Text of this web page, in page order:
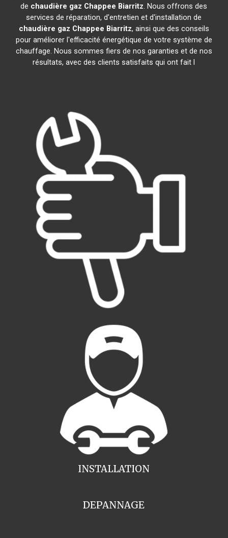
de chaudière gaz Chappee Biarritz. Nous offrons des
services de réparation, d'entretien et d'installation de
chaudière gaz Chappee Biarritz, ainsi que des conseils
pour améliorer l'efficacité énergétique de votre système de
chauffage. Nous sommes fiers de nos garanties et de nos
résultats, avec des clients satisfaits qui ont fait l
INSTALLATION
DEPANNAGE